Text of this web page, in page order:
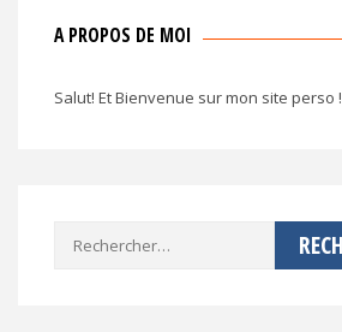
A PROPOS DE MOI
Salut! Et Bienvenue sur mon site perso !
Rechercher :